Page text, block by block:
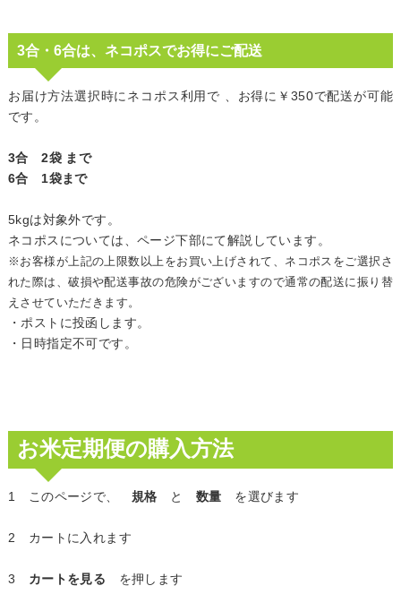
3合・6合は、ネコポスでお得にご配送
お届け方法選択時にネコポス利用で 、お得に￥350で配送が可能
です。
3合 2袋 まで
6合 1袋まで
5kgは対象外です。
ネコポスについては、ページ下部にて解説しています。
※お客様が上記の上限数以上をお買い上げされて、ネコポスをご選択さ
れた際は、破損や配送事故の危険がございますので通常の配送に振り替
えさせていただきます。
・ポストに投函します。
・日時指定不可です。
お米定期便の購入方法
1 このページで、 規格 と数量 を選びます
2 カートに入れます
3 カートを見る を押します